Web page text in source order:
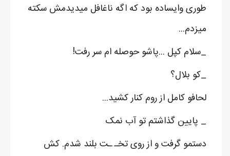
طوری وایساده بود که اگه ناغافل میدیدمش سکته
میزدم...
_سلام کپل ...پاشو حوصله ام سر رفت!
_کو بلال؟
لحافو کامل از روم کنار کشید...
_ پایین گذاشتم تو آب نمک
دستمو گرفت و از روی تخـ ـت بلند شدم. کش